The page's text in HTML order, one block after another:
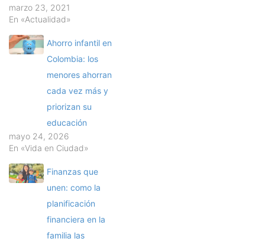
marzo 23, 2021
En «Actualidad»
Ahorro infantil en
Colombia: los
menores ahorran
cada vez más y
priorizan su
educación
mayo 24, 2026
En «Vida en Ciudad»
Finanzas que
unen: como la
planificación
financiera en la
familia las